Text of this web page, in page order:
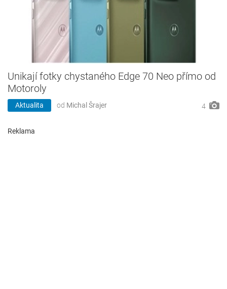
Unikají fotky chystaného Edge 70 Neo přímo od
Motoroly
Aktualita od Michal Šrajer 4
Reklama